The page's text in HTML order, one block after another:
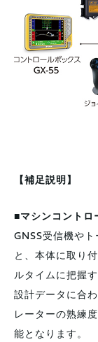
【補足説明】
■マシンコントロ
GNSS受信機や
と、本体に取り
ルタイムに把握
設計データに合
レーターの熟練
能となります。